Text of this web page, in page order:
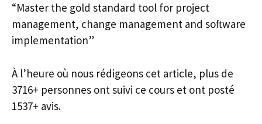
“Master the gold standard tool for project
management, change management and software
implementation”
À l’heure où nous rédigeons cet article, plus de
3716+ personnes ont suivi ce cours et ont posté
1537+ avis.